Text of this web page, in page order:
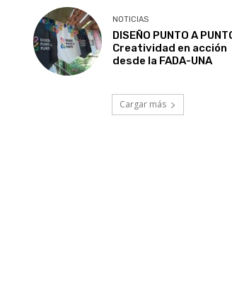
NOTICIAS
DISEÑO PUNTO A
Creatividad en acción
desde la FADA-UNA
Cargar más